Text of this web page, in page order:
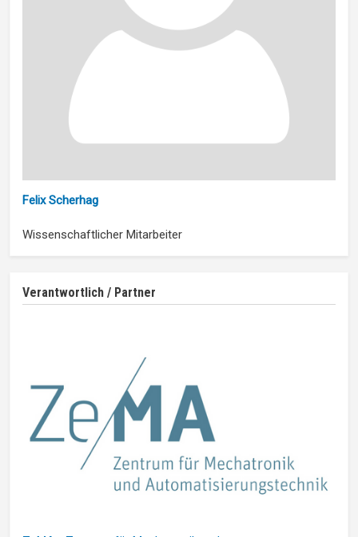
Felix Scherhag
Wissenschaftlicher Mitarbeiter
Verantwortlich / Partner